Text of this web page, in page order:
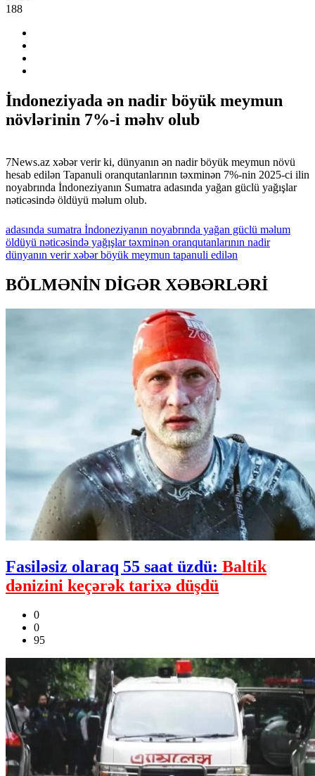
188
İndoneziyada ən nadir böyük meymun
növlərinin 7%-i məhv olub
7News.az xəbər verir ki, dünyanın ən nadir böyük meymun növü
hesab edilən Tapanuli oranqutanlarının təxminən 7%-nin 2025-ci ilin
noyabrında İndoneziyanın Sumatra adasında yağan güclü yağışlar
nəticəsində öldüyü məlum olub.
adasında sumatra İndoneziyanın noyabrında yağan güclü məlum
öldüyü nəticəsində yağışlartəxminən oranqutanlarının nadir
dünyanın verirxəbərböyük meymun tapanuli edilən
BÖLMƏNİN DİGƏR XƏBƏRLƏRİ
Fasiləsiz olaraq 55 saat üzdü: Baltik
dənizini keçərək tarixə düşdü
0
0
95